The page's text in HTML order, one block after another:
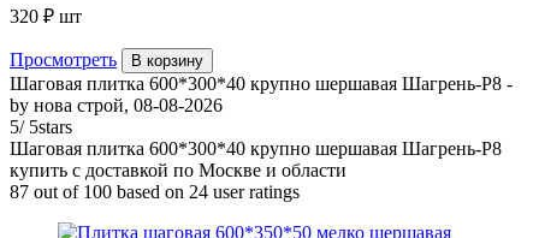
320 ₽ шт
Просмотреть В корзину
Шаговая плитка 600*300*40 крупно шершавая Шагрень-Р8 -
by нова строй, 08-08-2026
5/ 5stars
Шаговая плитка 600*300*40 крупно шершавая Шагрень-Р8
купить с доставкой по Москве и области
87 out of 100 based on 24 user ratings